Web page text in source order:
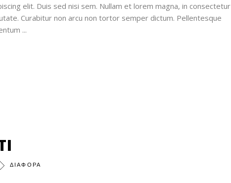
elit. Duis sed nisi sem. Nullam et lorem magna, in consectetur
Curabitur non arcu non tortor semper dictum. Pellentesque
ΔΙΑΦΟΡΑ